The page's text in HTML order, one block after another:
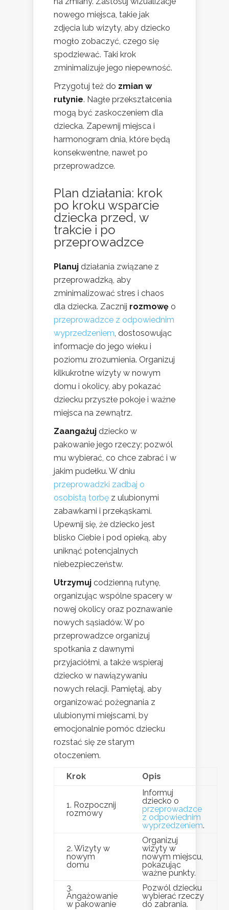
nowego miejsca, takie jak
zdjęcia lub wizyty, aby dziecko
mogło zobaczyć, czego się
spodziewać. Taki krok
zminimalizuje jego niepewność.
Przygotuj też do zmian w
rutynie. Nagłe przekształcenia
mogą być zaskoczeniem dla
dziecka. Zapewnij miejsca i
harmonogram dnia, które będą
konsekwentne, nawet po
przeprowadzce.
Plan działania: krok
po kroku wsparcie
dziecka przed, w
trakcie i po
przeprowadzce
Planuj działania związane z
przeprowadzką, aby
zminimalizować stres i chaos
dla dziecka. Zacznij rozmowę o
przeprowadzce z odpowiednim
wyprzedzeniem, dostosowując
informacje do jego wieku i
poziomu zrozumienia. Organizuj
kilkukrotne wizyty w nowym
domu i okolicy, aby pokazać
dziecku przyszłe pokoje i ważne
miejsca na zewnątrz.
Zaangażuj dziecko w
pakowanie jego rzeczy; pozwól
mu wybierać, co chce zabrać i w
jakim pudełku. W dniu
przeprowadzki zadbaj o
osobistą torbę z ulubionymi
zabawkami i przekąskami.
Upewnij się, że dziecko jest
blisko Ciebie i pod opieką, aby
uniknąć potencjalnych
niebezpieczeństw.
Utrzymuj codzienną rutynę,
organizując wspólne spacery w
nowej okolicy oraz poznawanie
nowych sąsiadów. W po
przeprowadzce organizuj
spotkania z dawnymi
przyjaciółmi, a także wspieraj
dziecko w nawiązywaniu
nowych relacji. Pamiętaj, aby
organizować pożegnania z
ulubionymi miejscami, by
emocjonalnie pomóc dziecku
rozstać się ze starym
otoczeniem.
Krok Opis
1. Rozpocznij
rozmowy
Informuj
dziecko o
przeprowadzce
z odpowiednim
wyprzedzeniem.
2. Wizyty w
nowym
domu
Organizuj
wizyty w
nowym miejscu,
pokazując
ważne punkty.
3.
Angażowanie
w pakowanie
Pozwól dziecku
wybierać rzeczy
do zabrania.